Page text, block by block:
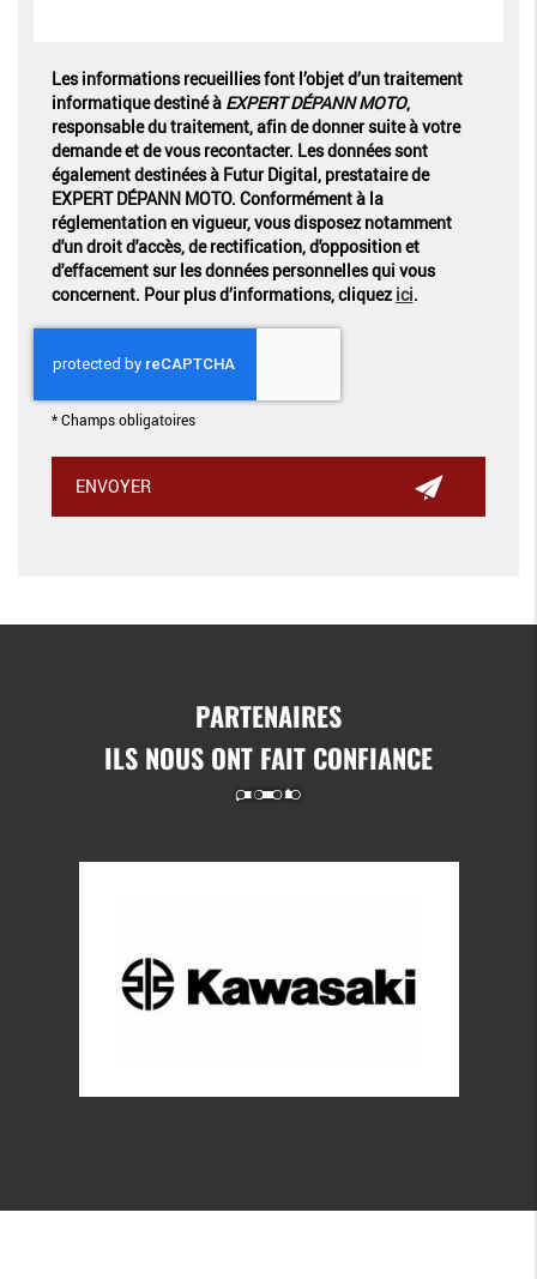
Les informations recueillies font l’objet d’un traitement
informatique destiné àEXPERT DÉPANN MOTO,
responsable du traitement, afin de donner suite à votre
demande et de vous recontacter. Les données sont
également destinées à Futur Digital, prestataire de
EXPERT DÉPANN MOTO. Conformément à la
réglementation en vigueur, vous disposez notamment
d'un droit d'accès, de rectification, d'opposition et
d'effacement sur les données personnelles qui vous
concernent. Pour plus d’informations, cliquez ici.
*Champs obligatoires
PARTENAIRES
ILS NOUS ONT FAIT CONFIANCE